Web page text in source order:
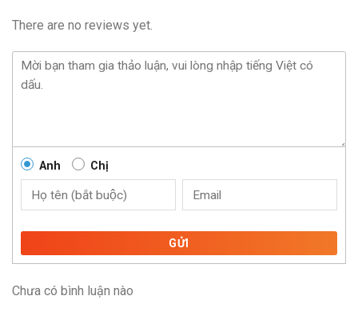
There are no reviews yet.
Anh Chị
GỬI
Chưa có bình luận nào